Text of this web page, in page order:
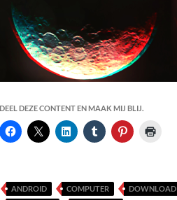
DEEL DEZE CONTENT EN MAAK MIJ BLIJ.
ANDROID COMPUTER DOWNLOAD